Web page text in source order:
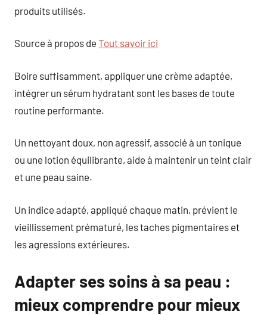
produits utilisés.
Source à propos de Tout savoir ici
Boire suffisamment, appliquer une crème adaptée,
intégrer un sérum hydratant sont les bases de toute
routine performante.
Un nettoyant doux, non agressif, associé à un tonique
ou une lotion équilibrante, aide à maintenir un teint clair
et une peau saine.
Un indice adapté, appliqué chaque matin, prévient le
vieillissement prématuré, les taches pigmentaires et
les agressions extérieures.
Adapter ses soins à sa peau :
mieux comprendre pour mieux